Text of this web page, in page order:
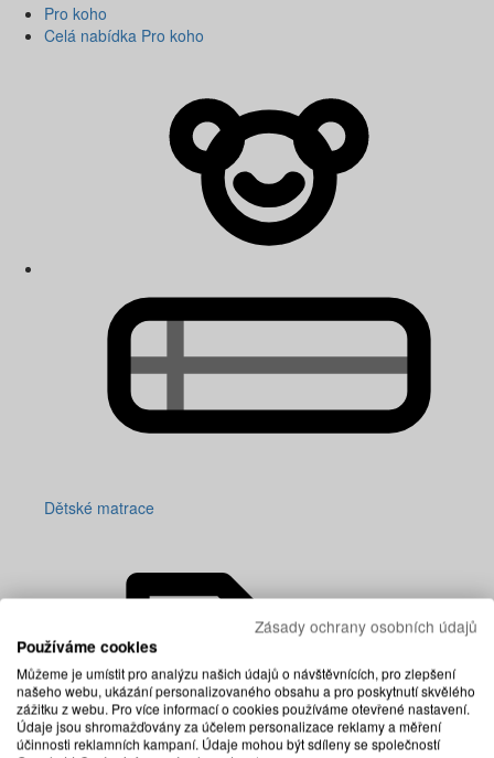
Pro koho
Celá nabídka Pro koho
Dětské matrace
Zásady ochrany osobních údajů
Používáme cookies
Můžeme je umístit pro analýzu našich údajů o návštěvnících, pro zlepšení
našeho webu, ukázání personalizovaného obsahu a pro poskytnutí skvělého
zážitku z webu. Pro více informací o cookies používáme otevřené nastavení.
Údaje jsou shromažďovány za účelem personalizace reklamy a měření
účinnosti reklamních kampaní. Údaje mohou být sdíleny se společností